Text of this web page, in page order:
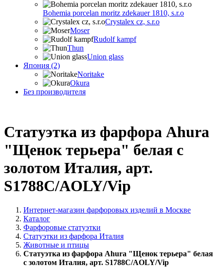
Bohemia porcelan moritz zdekauer 1810, s.r.o
Crystalex cz, s.r.o
Moser
Rudolf kampf
Thun
Union glass
Япония (2)
Noritake
Okura
Без производителя
Статуэтка из фарфора Ahura
"Щенок терьера" белая с
золотом Италия, арт.
S1788C/AOLY/Vip
Интернет-магазин фарфоровых изделий в Москве
Каталог
Фарфоровые статуэтки
Статуэтки из фарфора Италия
Животные и птицы
Статуэтка из фарфора Ahura "Щенок терьера" белая
с золотом Италия, арт. S1788C/AOLY/Vip